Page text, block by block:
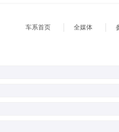
车系首页 全媒体